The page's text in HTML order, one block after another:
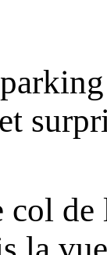
col